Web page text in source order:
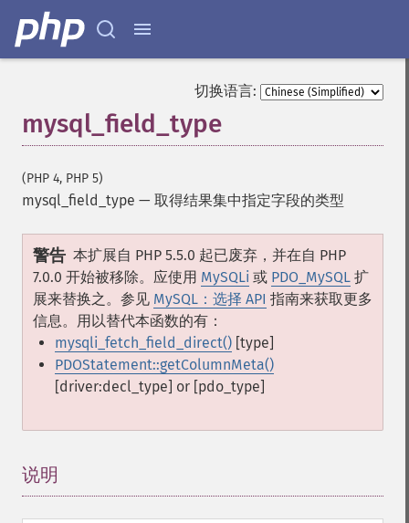
切换语言:
mysql_field_type
(PHP 4, PHP 5)
mysql_field_type — 取得结果集中指定字段的类型
警告 本扩展自 PHP 5.5.0 起已废弃，并在自 PHP
7.0.0 开始被移除。应使用 MySQLi 或 PDO_MySQL 扩
展来替换之。参见 MySQL：选择 API 指南来获取更多
信息。用以替代本函数的有：
mysqli_fetch_field_direct() [type]
PDOStatement::getColumnMeta()
[driver:decl_type] or [pdo_type]
说明